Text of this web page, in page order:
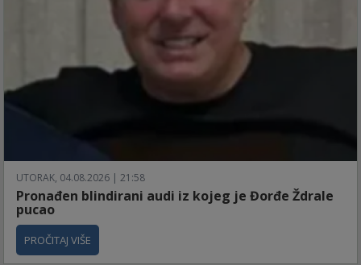
UTORAK, 04.08.2026 | 21:58
Pronađen blindirani audi iz kojeg je Đorđe Ždrale
pucao
PROČITAJ VIŠE